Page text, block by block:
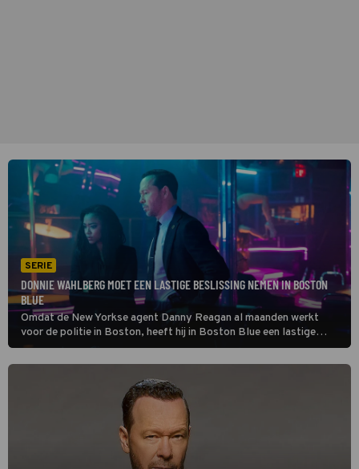
SERIE
DONNIE WAHLBERG MOET EEN LASTIGE BESLISSING NEMEN IN BOSTON
BLUE
Omdat de New Yorkse agent Danny Reagan al maanden werkt
voor de politie in Boston, heeft hij in Boston Blue een lastige
keuze te maken. Keert hij terug naar zijn oude werkplek, of blijft hij
bij zijn zoon en nieuwe collega's in Boston?